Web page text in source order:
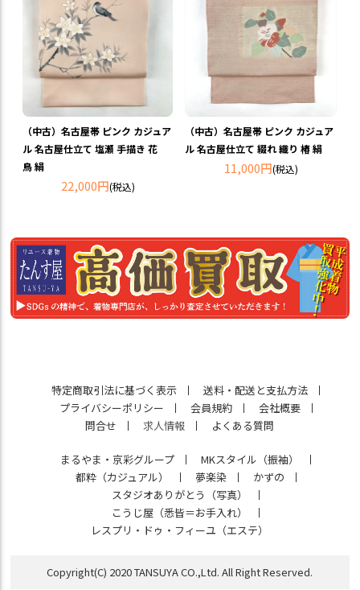
（中古）名古屋帯 ピンク カジュア
ル 名古屋仕立て 塩瀬 手描き 花
鳥 絹
22,000円(税込)
（中古）名古屋帯 ピンク カジュア
ル 名古屋仕立て 綴れ 織り 椿 絹
11,000円(税込)
特定商取引法に基づく表示
送料・配送と支払方法
プライバシーポリシー
会員規約
会社概要
問合せ
求人情報 よくある質問
まるやま・京彩グループ
MKスタイル（振袖）
都粋（カジュアル）
夢楽染
かずの
スタジオありがとう（写真）
こうじ屋（悉皆＝お手入れ）
レスプリ・ドゥ・フィーユ（エステ）
Copyright(C) 2020 TANSUYA CO.,Ltd. All Right Reserved.